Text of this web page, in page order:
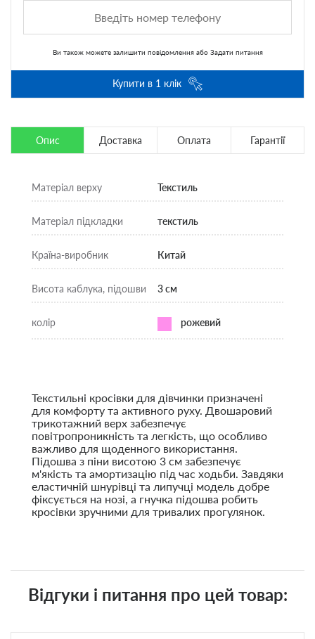
Ви також можете залишити повідомленняабо Задати питання
Купити в 1 клік
Опис Доставка Оплата Гарантії
Матеріал верху Текстиль
Матеріал підкладки текстиль
Країна-виробник Китай
Висота каблука, підошви 3 см
колір рожевий
Текстильні кросівки для дівчинки призначені
для комфорту та активного руху. Двошаровий
трикотажний верх забезпечує
повітропроникність та легкість, що особливо
важливо для щоденного використання.
Підошва з піни висотою 3 см забезпечує
м'якість та амортизацію під час ходьби. Завдяки
еластичній шнурівці та липучці модель добре
фіксується на нозі, а гнучка підошва робить
кросівки зручними для тривалих прогулянок.
Відгуки і питання про цей товар: